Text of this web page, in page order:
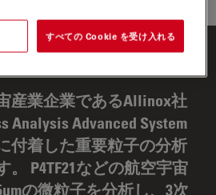
産業企業であるAllinox社
Analysis Advanced System
付着した重要粒子の分析
。 P4TF21などの航空宇宙
の微粒子を分析し、3次
すべての Cookie を受け入れる